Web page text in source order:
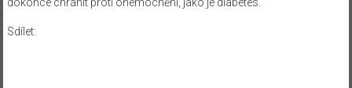
Sdílet: